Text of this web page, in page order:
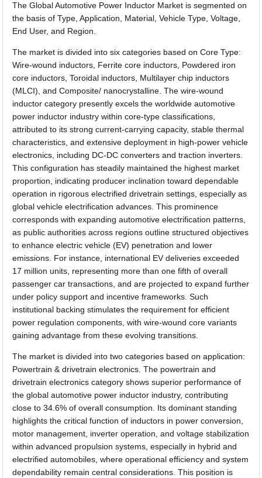
The Global Automotive Power Inductor Market is segmented on
the basis of Type, Application, Material, Vehicle Type, Voltage,
End User, and Region.
The market is divided into six categories based on Core Type:
Wire-wound inductors, Ferrite core inductors, Powdered iron
core inductors, Toroidal inductors, Multilayer chip inductors
(MLCI), and Composite/ nanocrystalline. The wire-wound
inductor category presently excels the worldwide automotive
power inductor industry within core-type classifications,
attributed to its strong current-carrying capacity, stable thermal
characteristics, and extensive deployment in high-power vehicle
electronics, including DC-DC converters and traction inverters.
This configuration has steadily maintained the highest market
proportion, indicating producer inclination toward dependable
operation in rigorous electrified drivetrain settings, especially as
global vehicle electrification advances. This prominence
corresponds with expanding automotive electrification patterns,
as public authorities across regions outline structured objectives
to enhance electric vehicle (EV) penetration and lower
emissions. For instance, international EV deliveries exceeded
17 million units, representing more than one fifth of overall
passenger car transactions, and are projected to expand further
under policy support and incentive frameworks. Such
institutional backing stimulates the requirement for efficient
power regulation components, with wire-wound core variants
gaining advantage from these evolving transitions.
The market is divided into two categories based on application:
Powertrain & drivetrain electronics. The powertrain and
drivetrain electronics category shows superior performance of
the global automotive power inductor industry, contributing
close to 34.6% of overall consumption. Its dominant standing
highlights the critical function of inductors in power conversion,
motor management, inverter operation, and voltage stabilization
within advanced propulsion systems, especially in hybrid and
electrified automobiles, where operational efficiency and system
dependability remain central considerations. This position is